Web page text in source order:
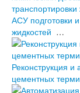
АСУ подготовки
жидкостей …
Реконструкция и
цементных